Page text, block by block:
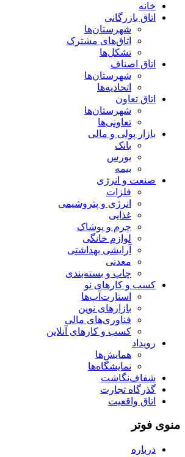
خانه
اتاق بازرگانی
شهرستان‌ها
اتاق‌های مشترک
تشکل‌ها
اتاق اصناف
شهرستان‌ها
اتحادیه‌ها
اتاق تعاون
شهرستان‌ها
تعاونی‌ها
بازار پولی و مالی
بانک
بورس
بیمه
صنعت و انرژی
فلزات
انرژی و پتروشیمی
غذایی
چرم و پوشاک
لوازم خانگی
آرایشی بهداشتی
معدنی
چاپ و بسته‌بندی
کسب و کارهای نو
استارت‌آپ‌ها
بازارهای نوین
فناوری‌های مالی
کسب و کارهای آنلاین
رویداد
همایش‌ها
نمایشگاه‌ها
شفاف‌نگاشت
گذرگاه تجارت
اتاق واقعیت
منوی فوتر
درباره